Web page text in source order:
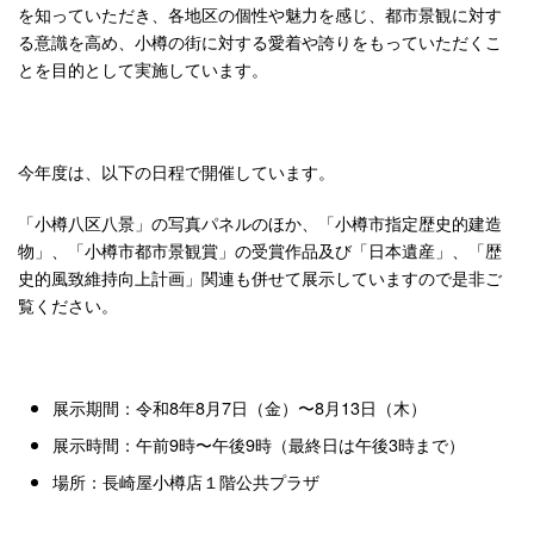
を知っていただき、各地区の個性や魅力を感じ、都市景観に対す
る意識を高め、小樽の街に対する愛着や誇りをもっていただくこ
とを目的として実施しています。
今年度は、以下の日程で開催しています。
「小樽八区八景」の写真パネルのほか、「小樽市指定歴史的建造
物」、「小樽市都市景観賞」の受賞作品及び「日本遺産」、「歴
史的風致維持向上計画」関連も併せて展示していますので是非ご
覧ください。
展示期間：令和8年8月7日（金）〜8月13日（木）
展示時間：午前9時〜午後9時（最終日は午後3時まで）
場所：長崎屋小樽店１階公共プラザ